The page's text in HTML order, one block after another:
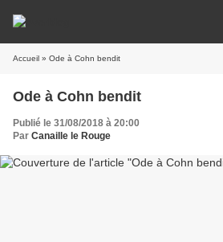
Accueil » Ode à Cohn bendit
Ode à Cohn bendit
Publié le 31/08/2018 à 20:00
Par Canaille le Rouge